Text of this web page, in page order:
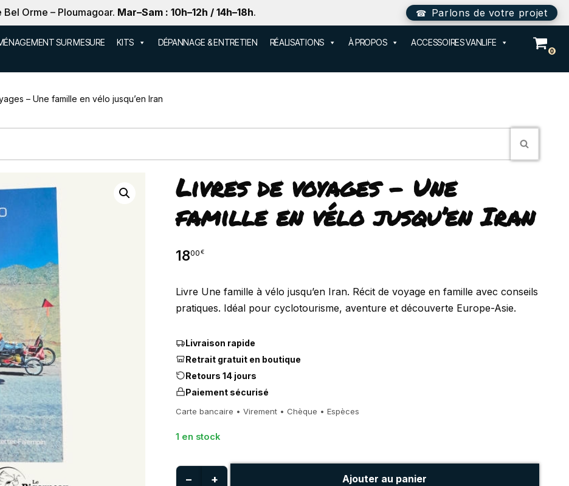
Orme – Ploumagoar. Mar–Sam : 10h–12h / 14h–18h. Parlons de votre projet
SUR MESURE KITS DÉPANNAGE & ENTRETIEN RÉALISATIONS À PROPOS ACCESSOIRES VANLIFE
0
– Une famille en vélo jusqu’en Iran
Livres de voyages – Une
famille en vélo jusqu’en Iran
1800€
Livre Une famille à vélo jusqu’en Iran. Récit de voyage en famille avec conseils
pratiques. Idéal pour cyclotourisme, aventure et découverte Europe-Asie.
Livraison rapide
Retrait gratuit en boutique
Retours 14 jours
Paiement sécurisé
Carte bancaire • Virement • Chèque • Espèces
1 en stock
− + Ajouter au panier